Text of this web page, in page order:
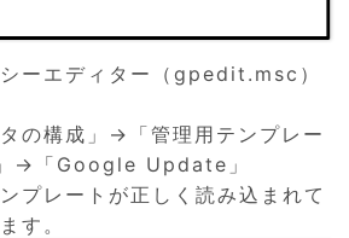
ーエディター（gpedit.msc）
構成」→「管理用テンプレー
→「Google Update」
レートが正しく読み込まれて
す。